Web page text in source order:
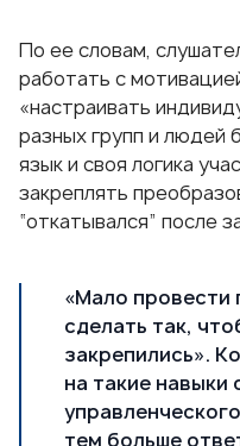
По ее словам,
работать с
«настраивать
разных групп и людей
язык и своя логика
закреплять
“откатывался” после
«Мало провести
сделать так,
закрепились».
на такие навыки
тем больше